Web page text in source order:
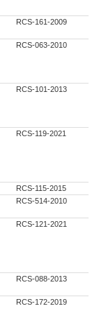
RCS-161-2009
RCS-063-2010
RCS-101-2013
RCS-119-2021
RCS-115-2015
RCS-514-2010
RCS-121-2021
RCS-088-2013
RCS-172-2019